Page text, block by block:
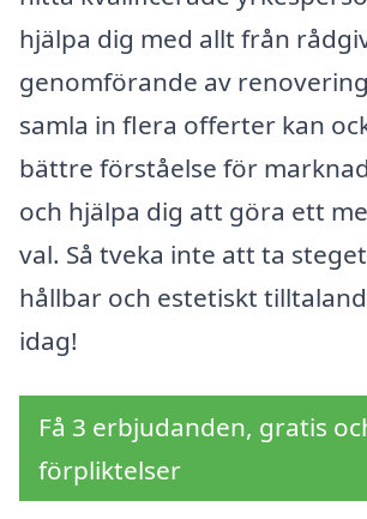
hjälpa dig med allt från
genomförande av
samla in flera offerter kan
bättre förståelse för
och hjälpa dig att göra ett
val. Så tveka inte att ta
hållbar och estetiskt
idag!
Få 3 erbjudanden, gratis
förpliktelser